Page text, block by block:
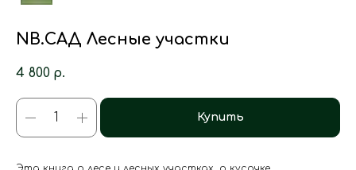
NB.САД Лесные участки
4 800 р.
Купить